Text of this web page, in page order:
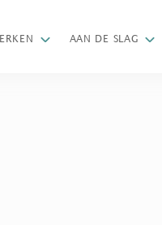
AAN DE SLAG
Zoeken